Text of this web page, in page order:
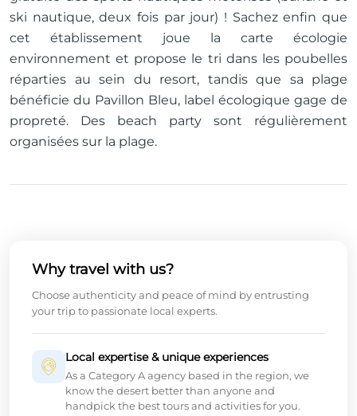
ski nautique, deux fois par jour) ! Sachez enfin que
cet établissement joue la carte écologie
environnement et propose le tri dans les poubelles
réparties au sein du resort, tandis que sa plage
bénéficie du Pavillon Bleu, label écologique gage de
propreté. Des beach party sont régulièrement
organisées sur la plage.
Why travel with us?
Choose authenticity and peace of mind by entrusting
your trip to passionate local experts.
Local expertise & unique experiences
As a Category A agency based in the region, we
know the desert better than anyone and
handpick the best tours and activities for you.